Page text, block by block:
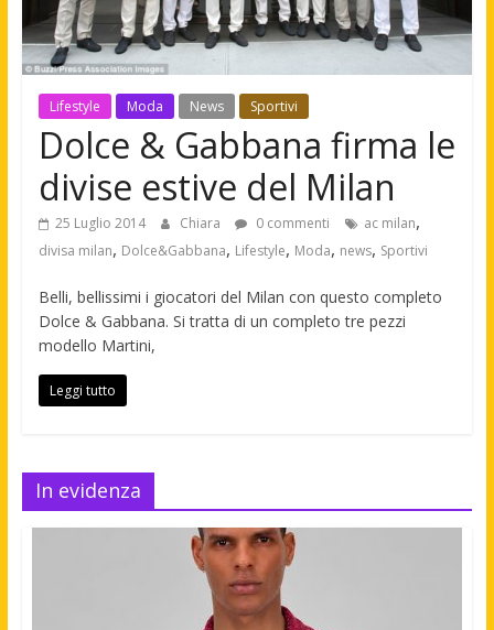
Lifestyle Moda News Sportivi
Dolce & Gabbana firma le
divise estive del Milan
25 Luglio 2014 Chiara 0 commenti ac milan,
divisa milan, Dolce&Gabbana, Lifestyle, Moda, news, Sportivi
Belli, bellissimi i giocatori del Milan con questo completo
Dolce & Gabbana. Si tratta di un completo tre pezzi
modello Martini,
Leggi tutto
In evidenza